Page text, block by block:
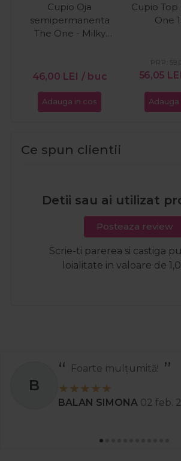
Cupio Oja
semipermanenta
The One - Milky
46,00 LEI / buc
Adauga in cos
Cupio Top
One
56,05 LEI
PRP:
Adauga
Ce spun clientii
Detii sau ai utilizat
Posteaza review
Scrie-ti parerea si castiga
loialitate in valoare de
B
Foarte mulțumită!
BALAN SIMONA 02 feb.